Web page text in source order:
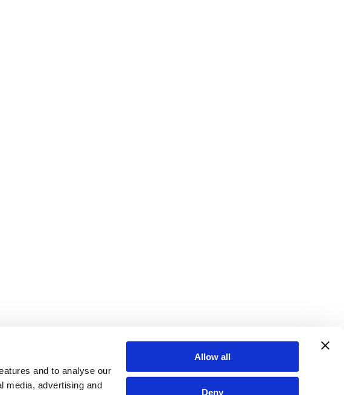
and to analyse our
media, advertising and
Allow all
Deny